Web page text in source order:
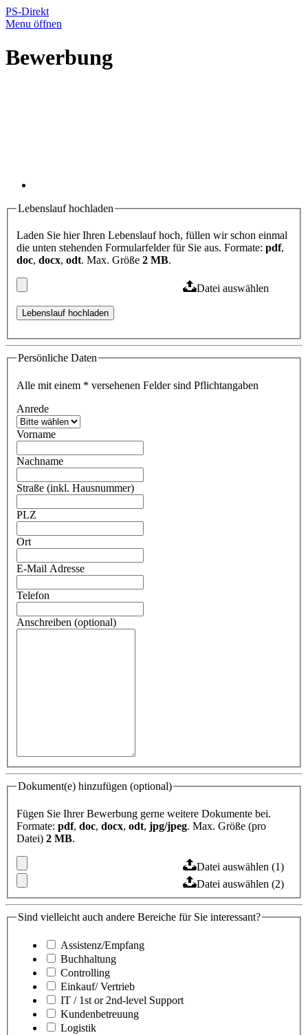
PS-Direkt
Menu öffnen
Bewerbung
Lebenslauf hochladen
Laden Sie hier Ihren Lebenslauf hoch, füllen wir schon einmal
die unten stehenden Formularfelder für Sie aus. Formate: pdf,
doc, docx, odt. Max. Größe 2 MB.
Datei auswählen
Persönliche Daten
Alle mit einem * versehenen Felder sind Pflichtangaben
Anrede
Vorname
Nachname
Straße (inkl. Hausnummer)
PLZ
Ort
E-Mail Adresse
Telefon
Anschreiben (optional)
Dokument(e) hinzufügen (optional)
Fügen Sie Ihrer Bewerbung gerne weitere Dokumente bei.
Formate: pdf, doc, docx, odt, jpg/jpeg. Max. Größe (pro
Datei) 2 MB.
Datei auswählen (1)
Datei auswählen (2)
Sind vielleicht auch andere Bereiche für Sie interessant?
Assistenz/Empfang
Buchhaltung
Controlling
Einkauf/ Vertrieb
IT / 1st or 2nd-level Support
Kundenbetreuung
Logistik